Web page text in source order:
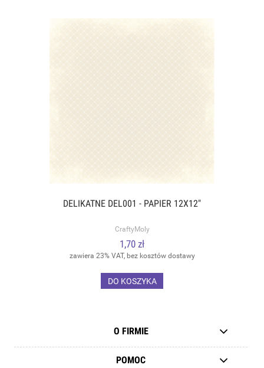
DELIKATNE DEL001 - PAPIER 12X12"
CraftyMoly
1,70 zł
zawiera 23% VAT, bez kosztów dostawy
DO KOSZYKA
O FIRMIE
POMOC